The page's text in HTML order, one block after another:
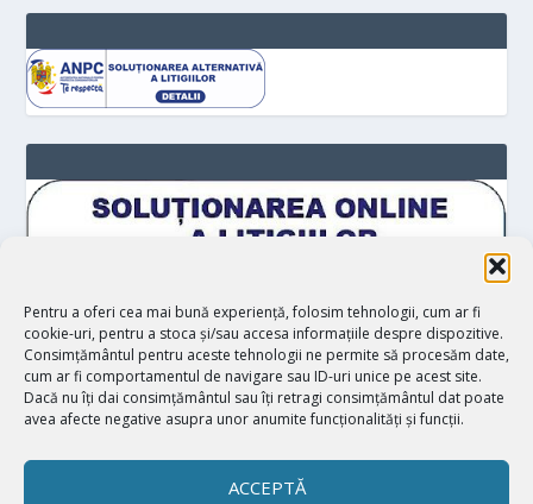
Pentru a oferi cea mai bună experiență, folosim tehnologii, cum ar fi
cookie-uri, pentru a stoca și/sau accesa informațiile despre dispozitive.
Consimțământul pentru aceste tehnologii ne permite să procesăm date,
cum ar fi comportamentul de navigare sau ID-uri unice pe acest site.
Dacă nu îți dai consimțământul sau îți retragi consimțământul dat poate
avea afecte negative asupra unor anumite funcționalități și funcții.
ACCEPTĂ